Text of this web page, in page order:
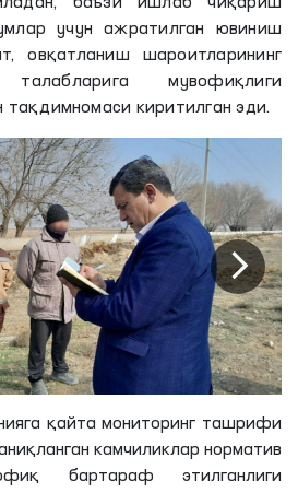
учун ажратилган ювиниш
овқатланиш шароитларининг
талабларига мувофиқлиги
киритилган эди.
қайта мониторинг ташрифи
камчиликлар норматив
бартараф этилганлиги